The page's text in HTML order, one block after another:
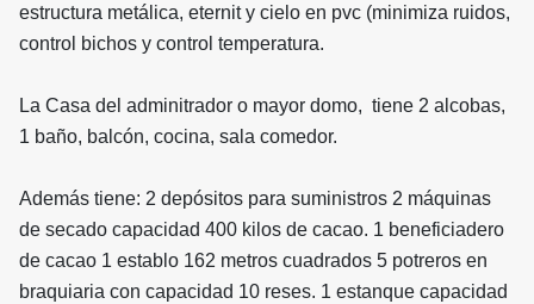
estructura metálica, eternit y cielo en pvc (minimiza ruidos,
control bichos y control temperatura.
La Casa del adminitrador o mayor domo, tiene 2 alcobas,
1 baño, balcón, cocina, sala comedor.
Además tiene: 2 depósitos para suministros 2 máquinas
de secado capacidad 400 kilos de cacao. 1 beneficiadero
de cacao 1 establo 162 metros cuadrados 5 potreros en
braquiaria con capacidad 10 reses. 1 estanque capacidad